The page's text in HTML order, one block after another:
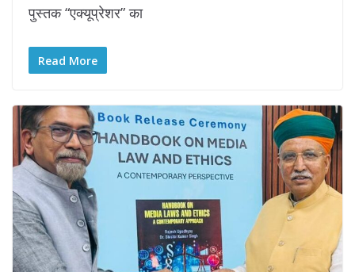
पुस्तक “एक्यूप्रेशर” का
Read More